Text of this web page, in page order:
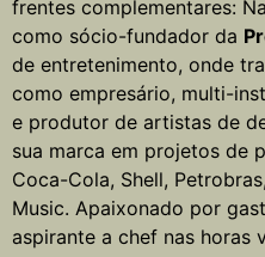
frentes complementares:
como sócio-fundador da
de entretenimento, onde
como empresário, multi-
e produtor de artistas de
sua marca em projetos de
Coca-Cola, Shell,
Music. Apaixonado por
aspirante a chef nas horas